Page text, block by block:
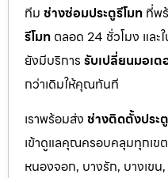
ทีม ช่างซ่อมประตูรีโมท ที่พ
รีโมท ตลอด 24 ชั่วโมง และ
ยังมีบริการ รับเปลี่ยนมอเต
กว่าเดิมให้คุณทันที
เราพร้อมส่ง ช่างติดตั้งประ
เข้าดูแลคุณครอบคลุมทุกเข
หนองจอก, บางรัก, บางเข